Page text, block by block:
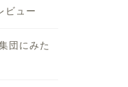
ビュー
団にみた